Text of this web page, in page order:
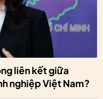
liên kết giữa
nghiệp Việt Nam?